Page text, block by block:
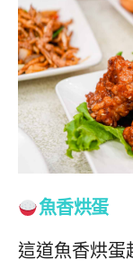
魚香烘蛋
這道魚香烘蛋